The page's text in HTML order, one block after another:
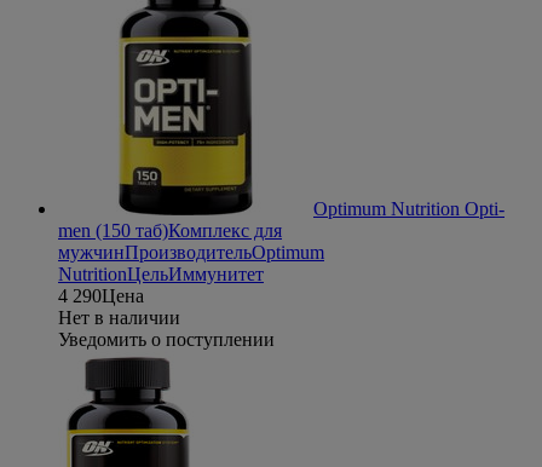
Optimum Nutrition Opti-
men (150 таб)Комплекс для
мужчинПроизводительOptimum
NutritionЦельИммунитет
4 290Цена
Нет в наличии
Уведомить о поступлении